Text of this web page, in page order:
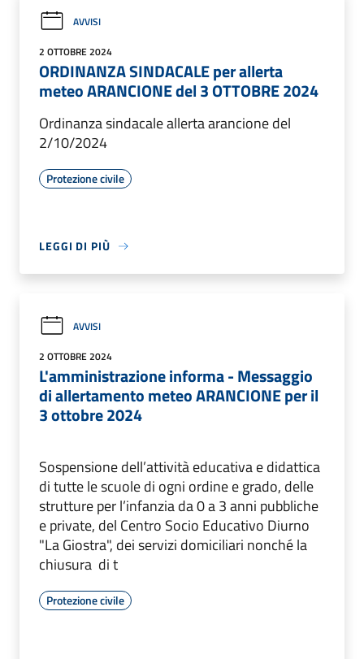
AVVISI
2 OTTOBRE 2024
ORDINANZA SINDACALE per allerta
meteo ARANCIONE del 3 OTTOBRE 2024
Ordinanza sindacale allerta arancione del
2/10/2024
Protezione civile
LEGGI DI PIÙ
AVVISI
2 OTTOBRE 2024
L'amministrazione informa - Messaggio
di allertamento meteo ARANCIONE per il
3 ottobre 2024
Sospensione dell’attività educativa e didattica
di tutte le scuole di ogni ordine e grado, delle
strutture per l’infanzia da 0 a 3 anni pubbliche
e private, del Centro Socio Educativo Diurno
"La Giostra", dei servizi domiciliari nonché la
chiusura di t
Protezione civile